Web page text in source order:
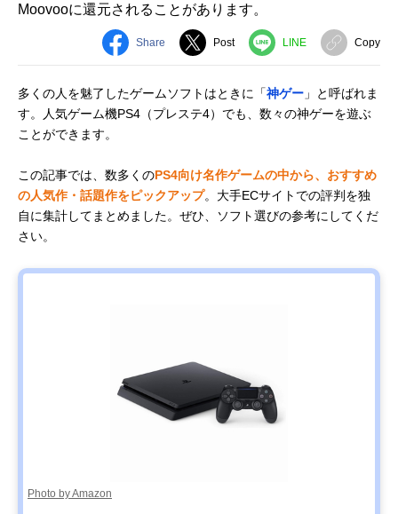
Moovooに還元されることがあります。
Share Post LINE Copy
多くの人を魅了したゲームソフトはときに「神ゲー 」と呼ばれま
す。人気ゲーム機PS4（プレステ4）でも、数々の神ゲーを遊ぶ
ことができます。
この記事では、数多くのPS4向け名作ゲームの中から、おすすめ
の人気作・話題作をピックアップ。大手ECサイトでの評判を独
自に集計してまとめました。ぜひ、ソフト選びの参考にしてくだ
さい。
Photo by Amazon